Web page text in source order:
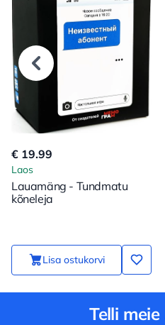
€ 19.99
Laos
Lauamäng - Tundmatu
kõneleja
Lisa ostukorvi
Telli